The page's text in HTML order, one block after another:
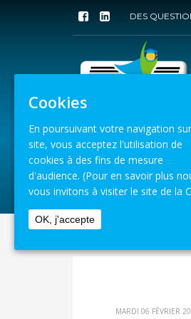
DES
ACCUEIL VENUE
9 août 2026
MARDI 06 FÉVRIER
Cookies
En poursuivant votre navigation
site, vous acceptez l'utilisation de
cookies à des fins de mesure
d'audience. (Pour en savoir plus
vous invitons à visiter le site de la
OK, j'accepte